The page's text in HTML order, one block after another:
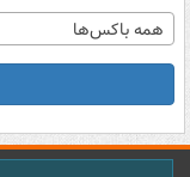
همه باکس‌ها